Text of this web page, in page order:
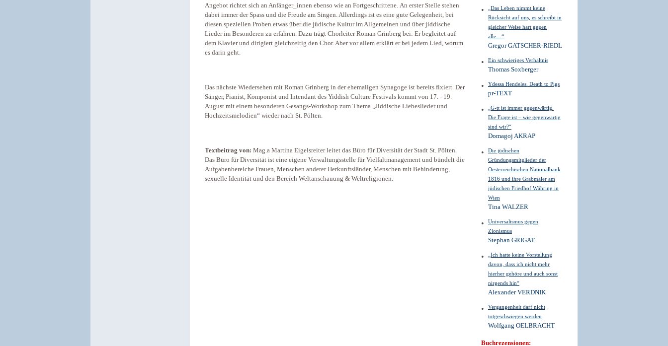
Angebot richtet sich an Anfänger_innen ebenso wie an Fortgeschrittene. An erster Stelle stehen
dabei immer der Spass und die Freude am Singen. Allerdings ist es eine gute Gelegenheit, bei
diesen speziellen Proben etwas über die jüdische Kultur im Allgemeinen und über jiddische
Lieder im Besonderen zu erfahren. Dazu trägt Chorleiter Roman Grinberg bei: Er begleitet auf
dem Klavier und dirigiert gleichzeitig den Chor. Aber vor allem erklärt er bei jedem Lied, worum
es darin geht.
Das nächste Wiedersehen mit Roman Grinberg in der ehemaligen Synagoge ist bereits fixiert. Der
Sänger, Pianist, Komponist und Intendant des Yiddish Culture Festivals kommt von 17. - 19.
August mit einem besonderen Gesangs-Workshop zum Thema „Jiddische Liebeslieder und
Hochzeitsmelodien“ wieder nach St. Pölten.
Textbeitrag von: Mag.a Martina Eigelsreiter leitet das Büro für Diversität der Stadt St. Pölten.
Das Büro für Diversität ist eine eigene Verwaltungsstelle für Vielfaltmanagement und bündelt die
Aufgabenbereiche Frauen, Menschen anderer Herkunftsländer, Menschen mit Behinderung,
sexuelle Identität und den Bereich Weltanschauung & Weltreligionen.
„Das Leben nimmt keine
Rücksicht auf uns, es schreibt in
gleicher Weise hart gegen
alle…“
Gregor GATSCHER-RIEDL
Ein schwieriges Verhältnis
Thomas Soxberger
Ydessa Hendeles. Death to Pigs
pr-TEXT
„G-tt ist immer gegenwärtig.
Die Frage ist – wie gegenwärtig
sind wir?“
Domagoj AKRAP
Die jüdischen
Gründungsmitglieder der
Oesterreichischen Nationalbank
1816 und ihre Grabmäler am
jüdischen Friedhof Währing in
Wien
Tina WALZER
Universalismus gegen
Zionismus
Stephan GRIGAT
„Ich hatte keine Vorstellung
davon, dass ich nicht mehr
hierher gehöre und auch sonst
nirgends hin“
Alexander VERDNIK
Vergangenheit darf nicht
totgeschwiegen werden
Wolfgang OELBRACHT
Buchrezensionen: